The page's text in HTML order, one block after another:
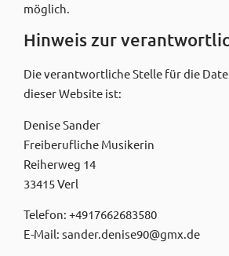
möglich.
Hinweis zur
Die verantwortliche Stelle für die
dieser Website ist:
Denise Sander
Freiberufliche Musikerin
Reiherweg 14
33415 Verl
Telefon: +4917662683580
E-Mail: sander.denise90@gmx.de